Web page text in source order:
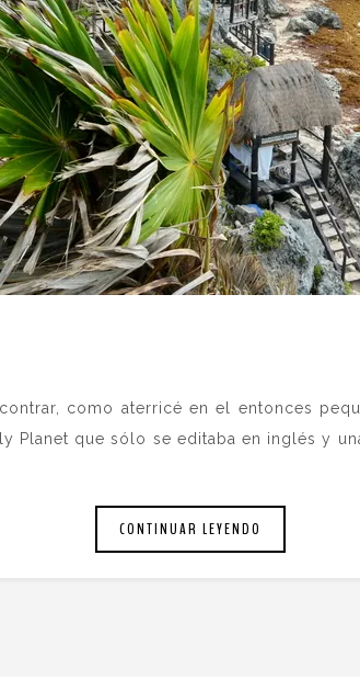
como aterricé en el entonces
Planet que sólo se editaba en inglés y
CONTINUAR LEYENDO